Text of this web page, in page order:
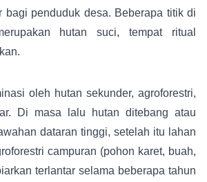
bagi penduduk desa. Beberapa titik di
hutan suci, tempat ritual
oleh hutan sekunder, agroforestri,
Di masa lalu hutan ditebang atau
dataran tinggi, setelah itu lahan
campuran (pohon karet, buah,
terlantar selama beberapa tahun